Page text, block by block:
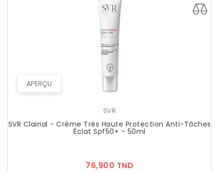
APERÇU
SVR
SVR Clairial - Crème Trés Haute Protection Anti-Tâches
Éclat Spf50+ - 50ml
76,900 TND